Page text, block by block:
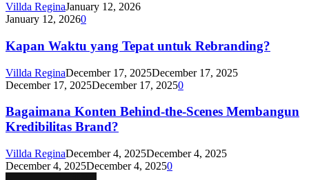
Villda ReginaJanuary 12, 2026
January 12, 20260
Kapan Waktu yang Tepat untuk Rebranding?
Villda ReginaDecember 17, 2025December 17, 2025
December 17, 2025December 17, 20250
Bagaimana Konten Behind-the-Scenes Membangun
Kredibilitas Brand?
Villda ReginaDecember 4, 2025December 4, 2025
December 4, 2025December 4, 20250